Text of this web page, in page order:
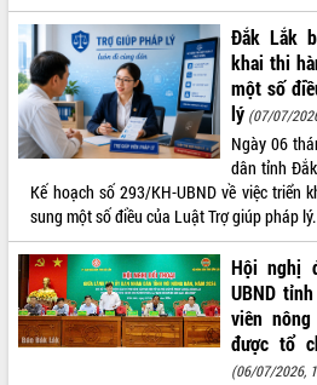
LIÊN KẾT WEB
THỐNG KÊ TRUY CẬP
Hôm nay: 2111
Tất cả: 66148907
Đắk Lắk
khai thi
một số
lý (07/07/
Ngày 06
dân tỉnh
Kế hoạch số 293/KH-UBND về việc triển
sung một số điều của Luật Trợ giúp pháp lý.
Hội nghị
UBND
viên
được tổ
(06/07/2026,